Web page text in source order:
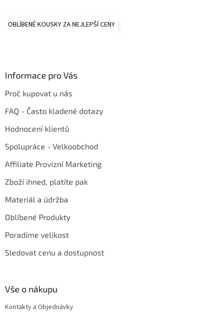
OBLÍBENÉ KOUSKY ZA NEJLEPŠÍ CENY
Informace pro Vás
Proč kupovat u nás
FAQ - Často kladené dotazy
Hodnocení klientů
Spolupráce - Velkoobchod
Affiliate Provizní Marketing
Zboží ihned, platíte pak
Materiál a údržba
Oblíbené Produkty
Poradíme velikost
Sledovat cenu a dostupnost
Vše o nákupu
Kontakty a Objednávky